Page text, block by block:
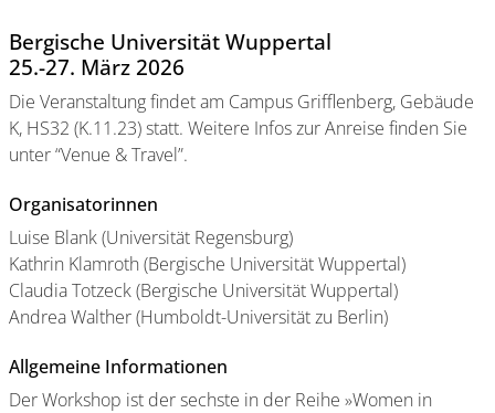
Bergische Universität Wuppertal
25.-27. März 2026
Die Veranstaltung findet am Campus Grifflenberg, Gebäude
K, HS32 (K.11.23) statt. Weitere Infos zur Anreise finden Sie
unter “Venue & Travel”.
Organisatorinnen
Luise Blank (Universität Regensburg)
Kathrin Klamroth (Bergische Universität Wuppertal)
Claudia Totzeck (Bergische Universität Wuppertal)
Andrea Walther (Humboldt-Universität zu Berlin)
Allgemeine Informationen
Der Workshop ist der sechste in der Reihe »Women in